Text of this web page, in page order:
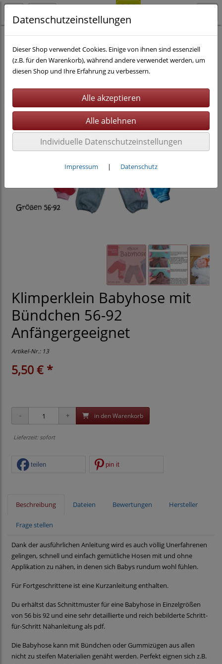
Nähen eBooks
Klimperklein Babyhose mit
Bündchen 56-92
Anfängergeeignet
Artikel-Nr.: 13
5,50 € *
in den Warenkorb
Lieferzeit: sofort
teilen pin it
Beschreibung Dateien Bewertungen Hersteller
Frage stellen
Dank der ausführlichen Anleitung wird es auch völlig Unerfahrenen
gelingen, schnell und einfach gemütliche Hosen mit und ohne
Applikation zu nähen, in denen sich Babys rundum wohl fühlen.
Für Fortgeschrittene ist eine Kurzanleitung enthalten.
Du erhältst das Schnittmuster für eine Babyhose in Einzelgrößen
von 56 bis 92 und eine sehr detaillierte und reich bebilderte Schritt-
für-Schritt Nähanleitung als pdf.
Die Babyhose kann mit Bündchen oder Gummizügen aus allen
nicht zu steifen Materialien genäht werden. Perfekt eignen sich z.B.
Datenschutzeinstellungen
Dieser Shop verwendet Cookies. Einige von ihnen sind essenziell
(z.B. für den Warenkorb), während andere verwendet werden, um
diesen Shop und Ihre Erfahrung zu verbessern.
Individuelle Datenschutzeinstellungen
Impressum | Datenschutz